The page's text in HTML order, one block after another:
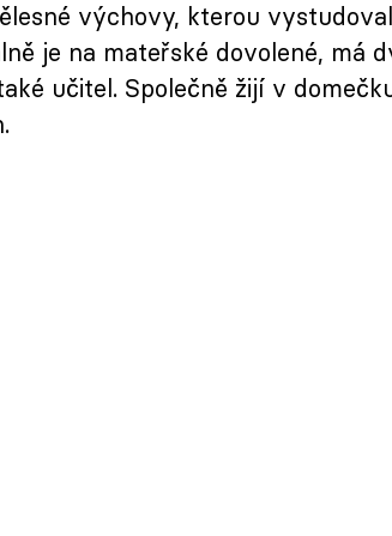
výchovy, kterou
je na mateřské dovolené, má
učitel. Společně žijí v